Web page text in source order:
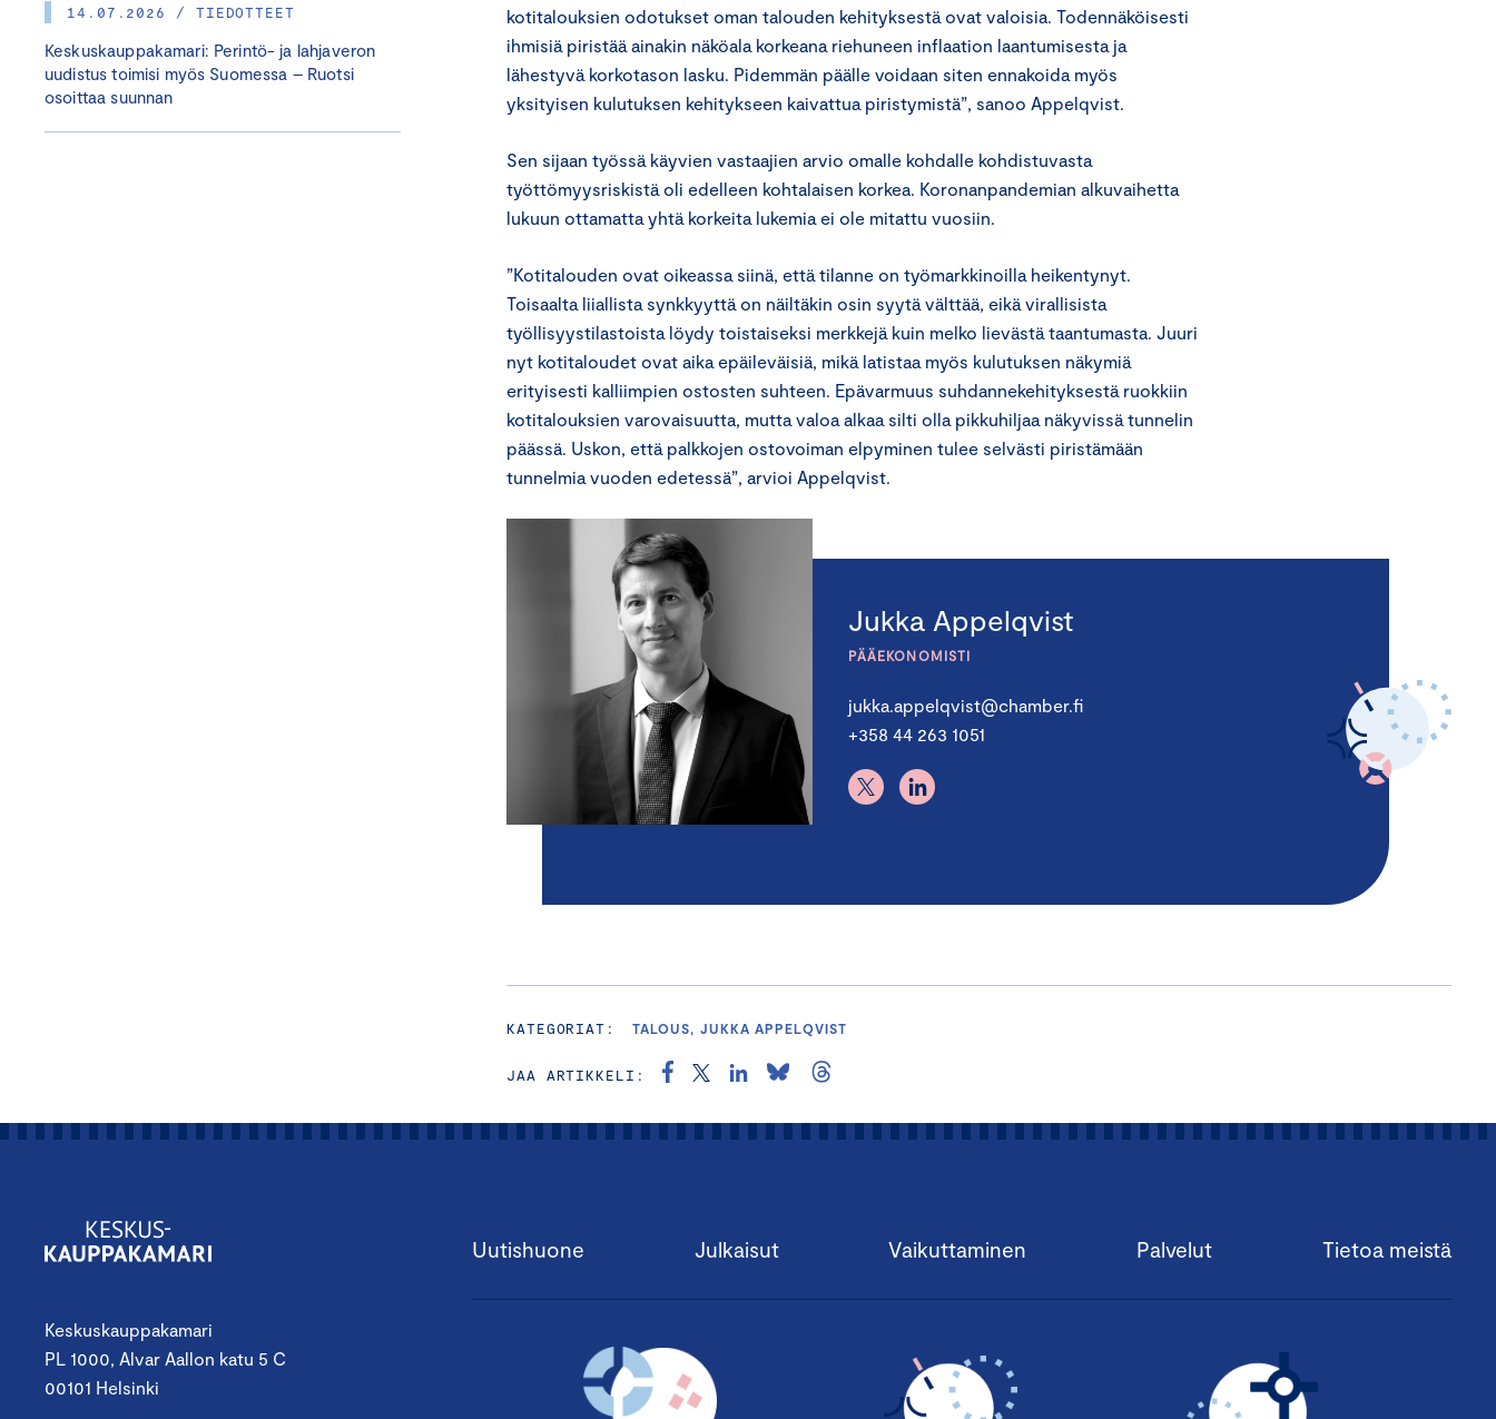
14.07.2026 / TIEDOTTEET
Keskuskauppakamari: Perintö- ja lahjaveron
uudistus toimisi myös Suomessa – Ruotsi
osoittaa suunnan
kotitalouksien odotukset oman talouden kehityksestä ovat valoisia. Todennäköisesti
ihmisiä piristää ainakin näköala korkeana riehuneen inflaation laantumisesta ja
lähestyvä korkotason lasku. Pidemmän päälle voidaan siten ennakoida myös
yksityisen kulutuksen kehitykseen kaivattua piristymistä”, sanoo Appelqvist.
Sen sijaan työssä käyvien vastaajien arvio omalle kohdalle kohdistuvasta
työttömyysriskistä oli edelleen kohtalaisen korkea. Koronanpandemian alkuvaihetta
lukuun ottamatta yhtä korkeita lukemia ei ole mitattu vuosiin.
”Kotitalouden ovat oikeassa siinä, että tilanne on työmarkkinoilla heikentynyt.
Toisaalta liiallista synkkyyttä on näiltäkin osin syytä välttää, eikä virallisista
työllisyystilastoista löydy toistaiseksi merkkejä kuin melko lievästä taantumasta. Juuri
nyt kotitaloudet ovat aika epäileväisiä, mikä latistaa myös kulutuksen näkymiä
erityisesti kalliimpien ostosten suhteen. Epävarmuus suhdannekehityksestä ruokkiin
kotitalouksien varovaisuutta, mutta valoa alkaa silti olla pikkuhiljaa näkyvissä tunnelin
päässä. Uskon, että palkkojen ostovoiman elpyminen tulee selvästi piristämään
tunnelmia vuoden edetessä”, arvioi Appelqvist.
Jukka Appelqvist
PÄÄEKONOMISTI
jukka.appelqvist@chamber.fi
+358 44 263 1051
KATEGORIAT: TALOUS, JUKKA APPELQVIST
JAA ARTIKKELI:
Keskuskauppakamari
PL 1000, Alvar Aallon katu 5 C
00101 Helsinki
Uutishuone Julkaisut Vaikuttaminen Palvelut Tietoa meistä